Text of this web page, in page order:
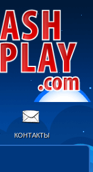
КОНТАКТЫ